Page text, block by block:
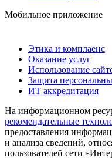
Мобильное приложение
Этика и комплаенс
Оказание услуг
Использование
Защита
ИТ аккредитация
На информационном
рекомендательные
предоставления
и анализа сведений,
пользователей сети